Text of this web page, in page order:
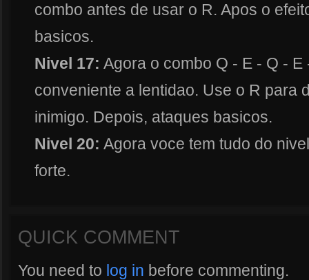
combo antes de usar o R. Apos o
basicos.
Nivel 17: Agora o combo Q - E - Q -
conveniente a lentidao. Use o R para
inimigo. Depois, ataques basicos.
Nivel 20: Agora voce tem tudo do
forte.
QUICK COMMENT
You need to log in before commenting.